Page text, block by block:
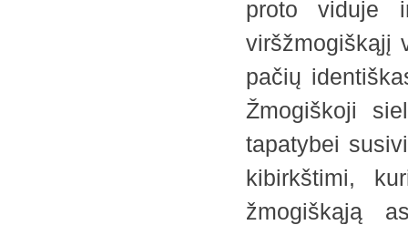
proto viduje
viršžmogiškąjį
pačių
Žmogiškoji
tapatybei
kibirkštimi,
žmogiškąją